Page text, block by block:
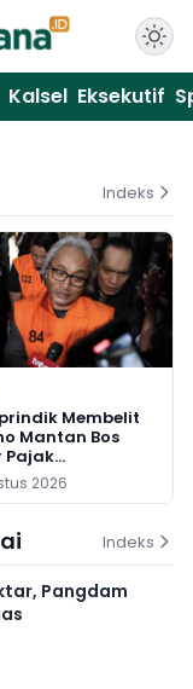
Kalsel Eksekutif
Indeks
Membelit
Mantan Bos
Pajak
2026
Indeks
Pangdam